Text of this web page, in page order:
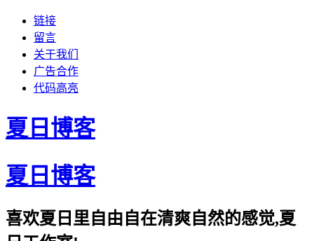
链接
留言
关于我们
广告合作
代码高亮
夏日博客
夏日博客
喜欢夏日里自由自在清爽自然的感觉,夏